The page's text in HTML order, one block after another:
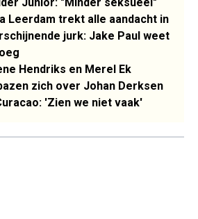
Junior: "Minder seksueel"
Leerdam trekt alle aandacht in
jurk: Jake Paul weet
Hendriks en Merel Ek
zich over Johan Derksen
'Zien we niet vaak'